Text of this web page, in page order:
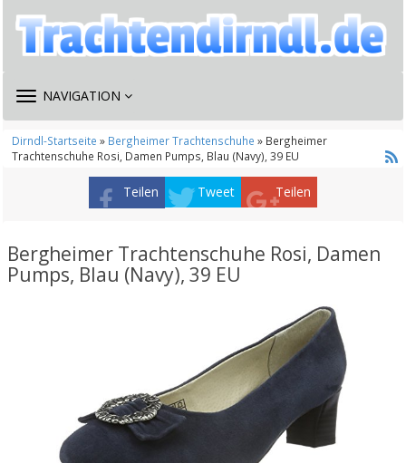
TOGGLE
NAVIGATION
Dirndl-Startseite » Bergheimer Trachtenschuhe » Bergheimer
Trachtenschuhe Rosi, Damen Pumps, Blau (Navy), 39 EU
Teilen Tweet Teilen
Bergheimer Trachtenschuhe Rosi, Damen
Pumps, Blau (Navy), 39 EU